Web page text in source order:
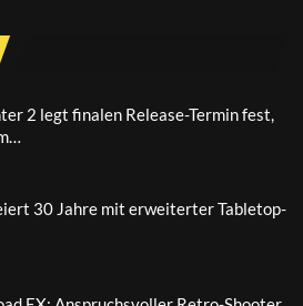
2 legt finalen Release-Termin fest,
30 Jahre mit erweiterter Tabletop-